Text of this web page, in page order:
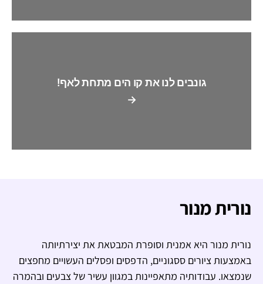
→
גונבים לנו את קו הים מתחת לאף!
נורית מנור
נורית מנור היא אמנית וסופרת המבטאת את יצירתיותה
באמצעות ציורים ססגוניים, הדפסים ופסלים העשויים מחפצים
שנמצאו. עבודותיה מתאפיינות במגוון עשיר של צבעים ובהמרה